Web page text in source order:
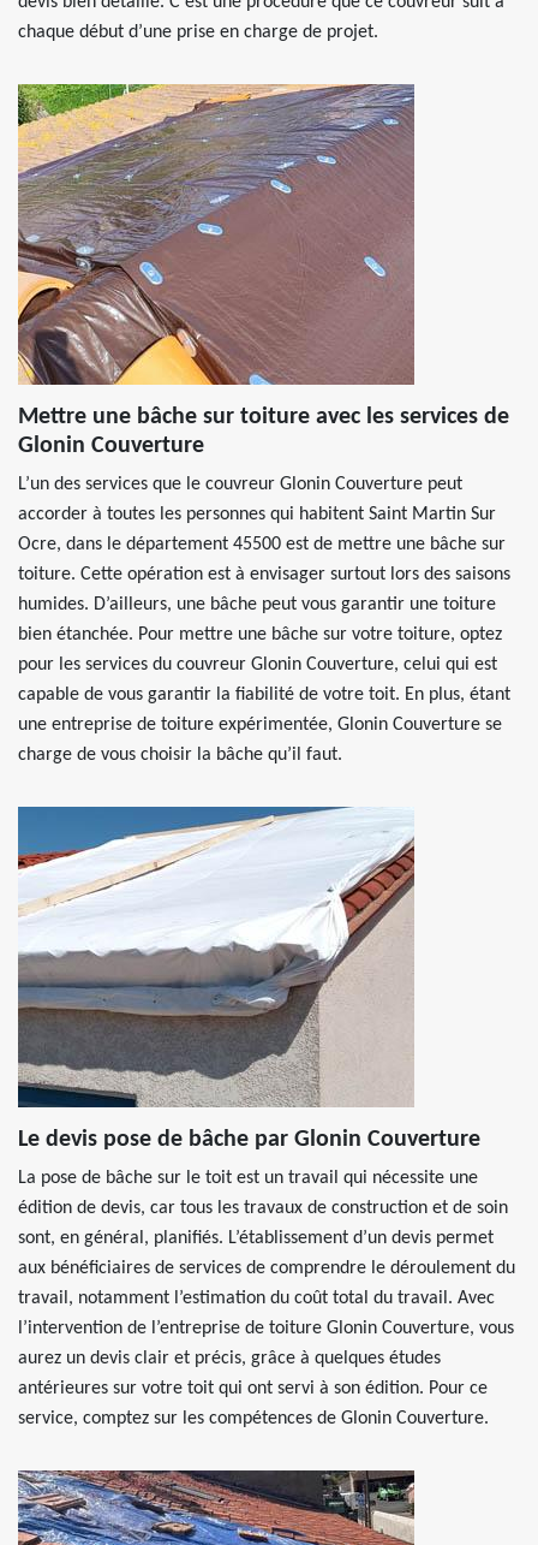
chaque début d’une prise en charge de projet.
Mettre une bâche sur toiture avec les services de
Glonin Couverture
L’un des services que le couvreur Glonin Couverture peut
accorder à toutes les personnes qui habitent Saint Martin Sur
Ocre, dans le département 45500 est de mettre une bâche sur
toiture. Cette opération est à envisager surtout lors des saisons
humides. D’ailleurs, une bâche peut vous garantir une toiture
bien étanchée. Pour mettre une bâche sur votre toiture, optez
pour les services du couvreur Glonin Couverture, celui qui est
capable de vous garantir la fiabilité de votre toit. En plus, étant
une entreprise de toiture expérimentée, Glonin Couverture se
charge de vous choisir la bâche qu’il faut.
Le devis pose de bâche par Glonin Couverture
La pose de bâche sur le toit est un travail qui nécessite une
édition de devis, car tous les travaux de construction et de soin
sont, en général, planifiés. L’établissement d’un devis permet
aux bénéficiaires de services de comprendre le déroulement du
travail, notamment l’estimation du coût total du travail. Avec
l’intervention de l’entreprise de toiture Glonin Couverture, vous
aurez un devis clair et précis, grâce à quelques études
antérieures sur votre toit qui ont servi à son édition. Pour ce
service, comptez sur les compétences de Glonin Couverture.